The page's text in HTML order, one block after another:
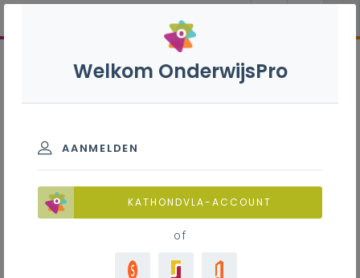
Welkom OnderwijsPro
AANMELDEN
KATHONDVLA-ACCOUNT
of